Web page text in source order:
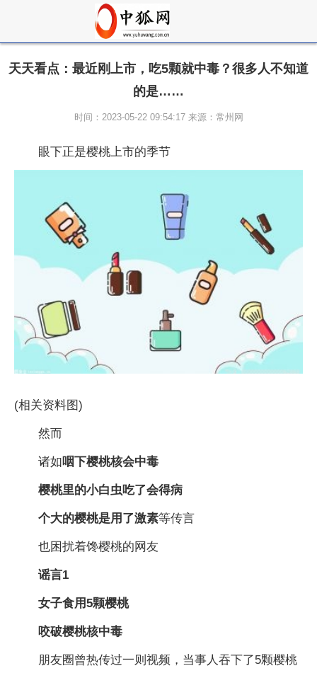
天天看点：最近刚上市，吃5颗就中毒？很多人不知道
的是……
时间：2023-05-22 09:54:17 来源：常州网
眼下正是樱桃上市的季节
(相关资料图)
然而
诸如咽下樱桃核会中毒
樱桃里的小白虫吃了会得病
个大的樱桃是用了激素等传言
也困扰着馋樱桃的网友
谣言1
女子食用5颗樱桃
咬破樱桃核中毒
朋友圈曾热传过一则视频，当事人吞下了5颗樱桃